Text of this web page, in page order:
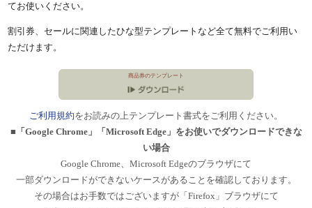
てお使いください。
割引券、セールに関連したひな型テンプレートなど全て無料でご利用い
ただけます。
商品券のテンプレート
ご利用規約をお読みの上テンプレート書式をご利用ください。
■「Google Chrome」「Microsoft Edge」をお使いでダウンロードできな
い場合
Google Chrome、Microsoft Edgeのブラウザにて
一部ダウンロードができないケースがあることを確認しております。
その場合はお手数ではございますが「Firefox」ブラウザにて